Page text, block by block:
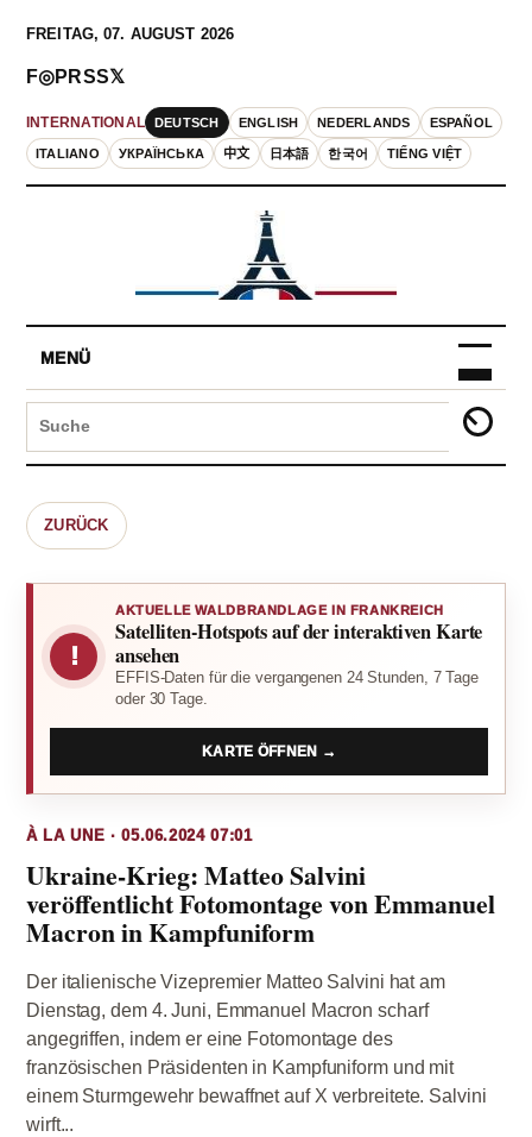
FREITAG, 07. AUGUST 2026
INTERNATIONAL DEUTSCH ENGLISH NEDERLANDS ESPAÑOL
ITALIANO УКРАЇНСЬКА 中文 日本語 한국어 TIẾNG VIỆT
F◎PRSS𝕏
MENÜ
ZURÜCK
!
AKTUELLE WALDBRANDLAGE IN FRANKREICH
Satelliten-Hotspots auf der interaktiven Karte
ansehen
EFFIS-Daten für die vergangenen 24 Stunden, 7 Tage
oder 30 Tage.
KARTE ÖFFNEN →
À LA UNE · 05.06.2024 07:01
Ukraine-Krieg: Matteo Salvini
veröffentlicht Fotomontage von Emmanuel
Macron in Kampfuniform
Der italienische Vizepremier Matteo Salvini hat am
Dienstag, dem 4. Juni, Emmanuel Macron scharf
angegriffen, indem er eine Fotomontage des
französischen Präsidenten in Kampfuniform und mit
einem Sturmgewehr bewaffnet auf X verbreitete. Salvini
wirft...